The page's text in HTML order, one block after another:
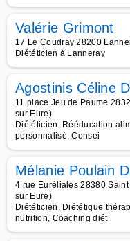
Valérie Grimont
17 Le Coudray 28200
Diététicien à Lanneray
Agostinis Céline
11 place Jeu de Paume
sur Eure)
Diététicien, Rééducation
personnalisé, Consei
Mélanie Poulain
4 rue Euréliales 28380
sur Eure)
Diététicien, Diététique
nutrition, Coaching diét